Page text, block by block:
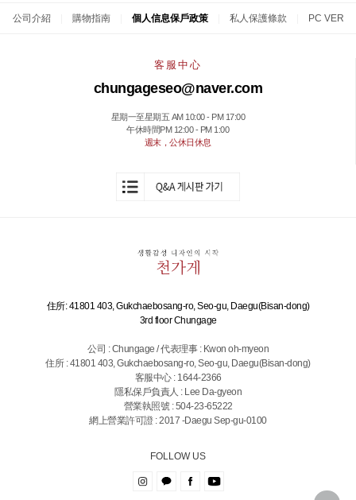
公司介紹 購物指南 個人信息保戶政策 私人保護條款 PC VER
客服中心
chungageseo@naver.com
星期一至星期五 AM 10:00 - PM 17:00
午休時間PM 12:00 - PM 1:00
週末，公休日休息
住所: 41801 403, Gukchaebosang-ro, Seo-gu, Daegu(Bisan-dong)
3rd floor Chungage
公司 : Chungage / 代表理事 : Kwon oh-myeon
住所 : 41801 403, Gukchaebosang-ro, Seo-gu, Daegu(Bisan-dong)
客服中心 : 1644-2366
隱私保戶負責人 : Lee Da-gyeon
營業執照號 : 504-23-65222
網上營業許可證 : 2017 -Daegu Sep-gu-0100
FOLLOW US